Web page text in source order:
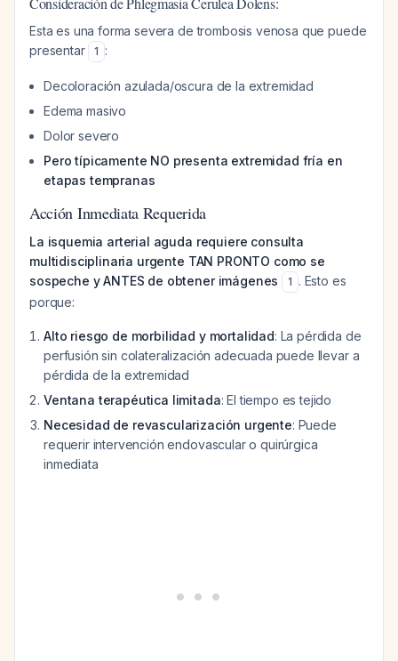
Esta es una forma severa de trombosis venosa que puede
presentar
1 :
Decoloración azulada/oscura de la extremidad
Edema masivo
Dolor severo
Pero típicamente NO presenta extremidad fría en
etapas tempranas
Acción Inmediata Requerida
La isquemia arterial aguda requiere consulta
multidisciplinaria urgente TAN PRONTO como se
sospeche y ANTES de obtener imágenes
1 . Esto es
porque:
Alto riesgo de morbilidad y mortalidad: La pérdida de
perfusión sin colateralización adecuada puede llevar a
pérdida de la extremidad
Ventana terapéutica limitada: El tiempo es tejido
Necesidad de revascularización urgente: Puede
requerir intervención endovascular o quirúrgica
inmediata